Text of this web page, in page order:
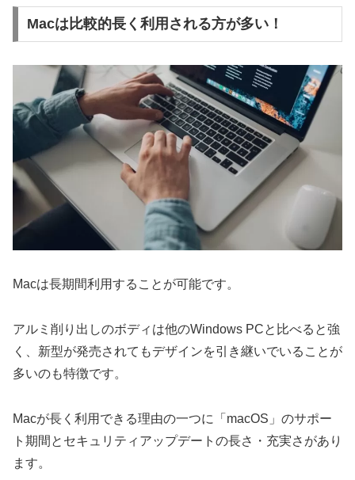
Macは比較的長く利用される方が多い！
Macは長期間利用することが可能です。
アルミ削り出しのボディは他のWindows PCと比べると強
く、新型が発売されてもデザインを引き継いでいることが
多いのも特徴です。
Macが長く利用できる理由の一つに「macOS」のサポー
ト期間とセキュリティアップデートの長さ・充実さがあり
ます。